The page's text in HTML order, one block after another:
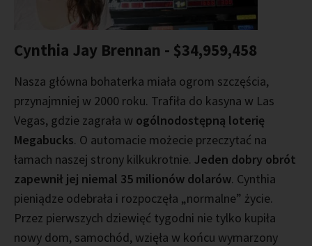
Cynthia Jay Brennan - $34,959,458
Nasza główna bohaterka miała ogrom szczęścia,
przynajmniej w 2000 roku. Trafiła do kasyna w Las
Vegas, gdzie zagrała w ogólnodostępną loterię
Megabucks. O automacie możecie przeczytać na
łamach naszej strony kilkukrotnie. Jeden dobry obrót
zapewnił jej niemal 35 milionów dolarów. Cynthia
pieniądze odebrała i rozpoczęła „normalne” życie.
Przez pierwszych dziewięć tygodni nie tylko kupiła
nowy dom, samochód, wzięła w końcu wymarzony